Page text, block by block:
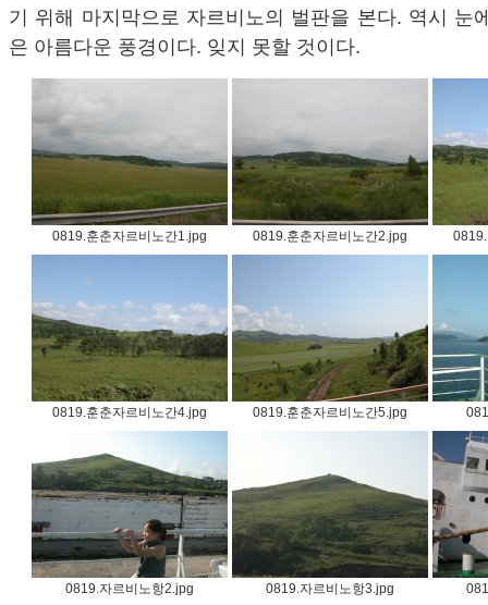
기 위해 마지막으로 자르비노의 벌판을 본다. 역시 눈
은 아름다운 풍경이다. 잊지 못할 것이다.
0819.훈춘자르비노간1.jpg 0819.훈춘자르비노간2.jpg
0819.훈춘자르비노간4.jpg 0819.훈춘자르비노간5.jpg
0819.자르비노항2.jpg 0819.자르비노항3.jpg